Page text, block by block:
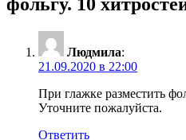
Людмила:
21.09.2020 в 22:00
При глажке разместить
Уточните пожалуйста.
Ответить